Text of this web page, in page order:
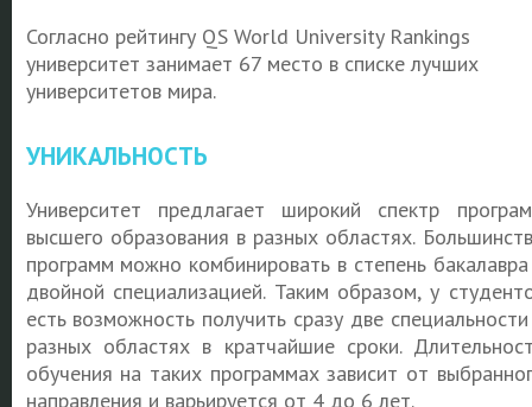
Согласно рейтингу QS World University Rankings
университет занимает 67 место в списке лучших
университетов мира.
УНИКАЛЬНОСТЬ
Университет предлагает широкий спектр
высшего образования в разных областях.
программ можно комбинировать в степень
двойной специализацией. Таким образом, у
есть возможность получить сразу две
разных областях в кратчайшие сроки.
обучения на таких программах зависит от
направления и варьируется от 4 до 6 лет.